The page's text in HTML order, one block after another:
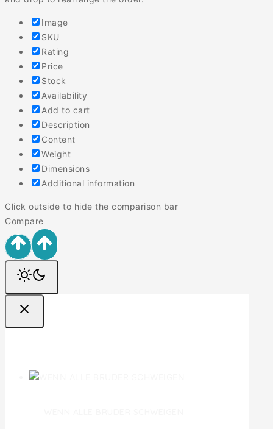
Image
SKU
Rating
Price
Stock
Availability
Add to cart
Description
Content
Weight
Dimensions
Additional information
Click outside to hide the comparison bar
Compare